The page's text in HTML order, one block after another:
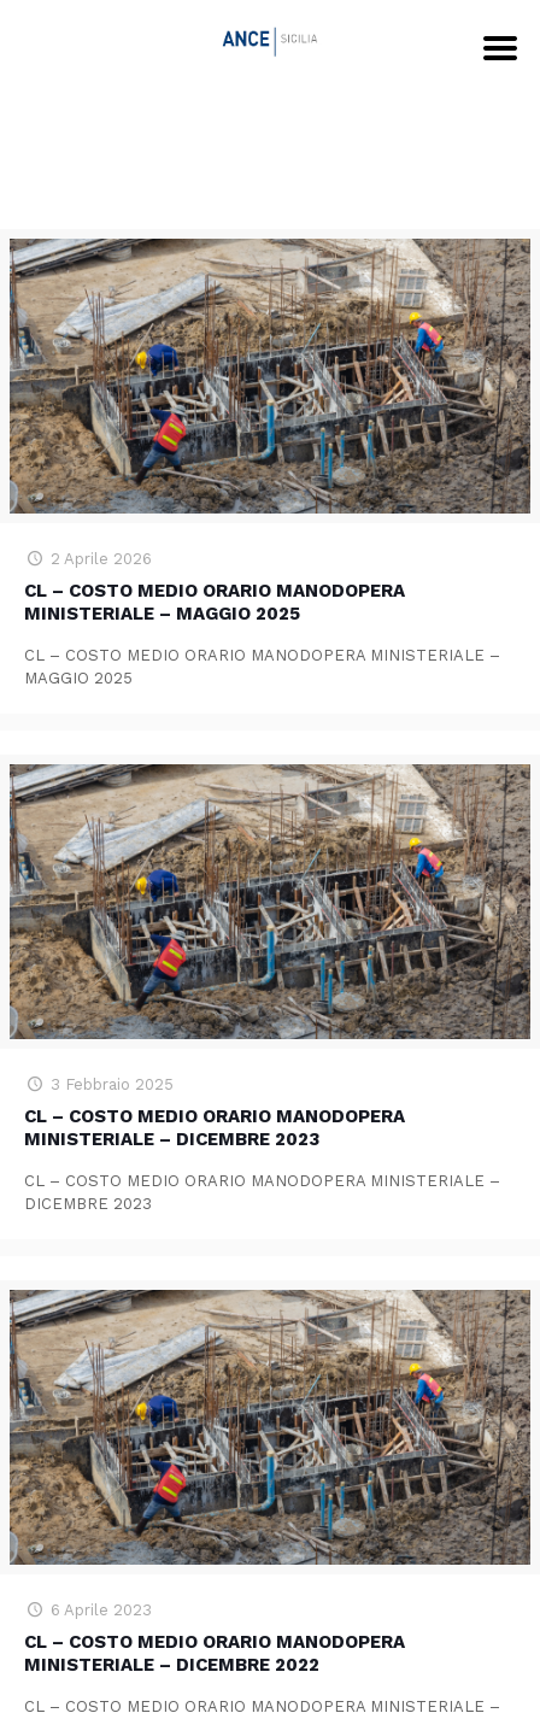
2 Aprile 2026
CL – COSTO MEDIO ORARIO MANODOPERA
MINISTERIALE – MAGGIO 2025
CL – COSTO MEDIO ORARIO MANODOPERA MINISTERIALE –
MAGGIO 2025
3 Febbraio 2025
CL – COSTO MEDIO ORARIO MANODOPERA
MINISTERIALE – DICEMBRE 2023
CL – COSTO MEDIO ORARIO MANODOPERA MINISTERIALE –
DICEMBRE 2023
6 Aprile 2023
CL – COSTO MEDIO ORARIO MANODOPERA
MINISTERIALE – DICEMBRE 2022
CL – COSTO MEDIO ORARIO MANODOPERA MINISTERIALE –